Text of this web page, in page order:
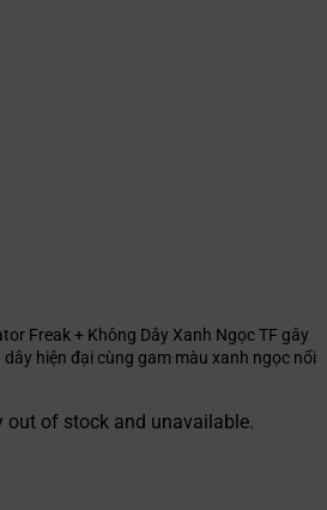
Freak + Không Dây Xanh Ngọc TF gây
hiện đại cùng gam màu xanh ngọc nổi
out of stock and unavailable.